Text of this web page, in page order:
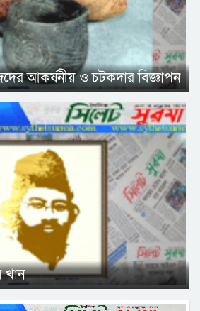
আকর্ষনীয় ও চটকদার বিজ্ঞাপন
খান